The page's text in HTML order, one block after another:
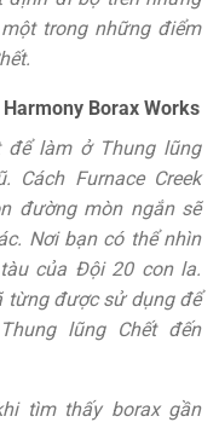
trong những điểm
Borax Works
làm ở Thung lũng
Furnace Creek
đường mòn ngắn sẽ
Nơi bạn có thể nhìn
của Đội 20 con la.
từng được sử dụng để
lũng Chết đến
tìm thấy borax gần